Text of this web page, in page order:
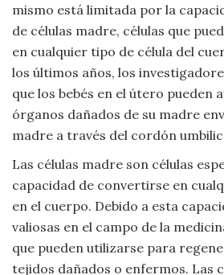
mismo está limitada por la
de células madre, células que
en cualquier tipo de célula del
los últimos años, los
que los bebés en el útero pueden
órganos dañados de su madre
madre a través del cordón
Las células madre son células
capacidad de convertirse en
en el cuerpo. Debido a esta
valiosas en el campo de la
que pueden utilizarse para
tejidos dañados o enfermos. Las